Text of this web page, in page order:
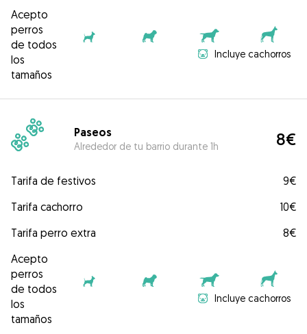
Acepto
perros
de todos
los
tamaños
Incluye cachorros
Paseos
Alrededor de tu barrio durante 1h 8€
Tarifa de festivos
9€
Tarifa cachorro
10€
Tarifa perro extra
8€
Acepto
perros
de todos
los
tamaños
Incluye cachorros